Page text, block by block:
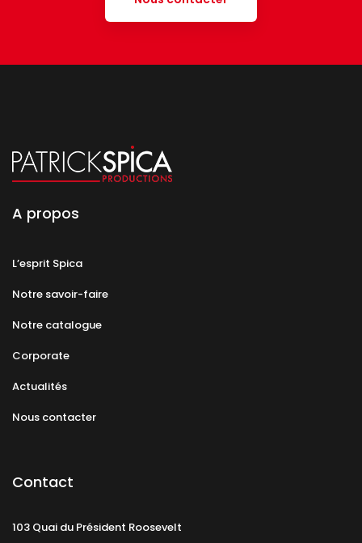
A propos
L’esprit Spica
Notre savoir-faire
Notre catalogue
Corporate
Actualités
Nous contacter
Contact
103 Quai du Président Roosevelt